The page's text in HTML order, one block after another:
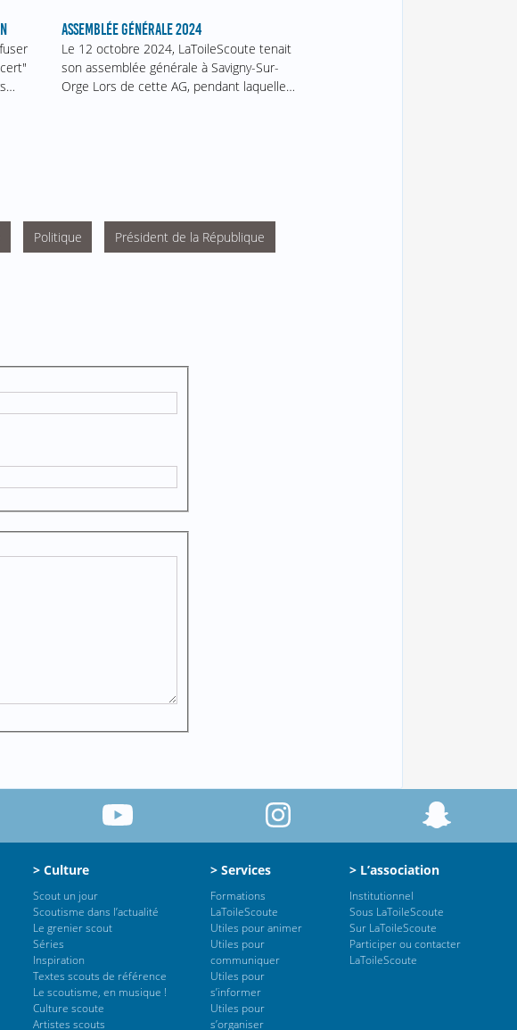
ASSEMBLÉE GÉNÉRALE 2024
Le 12 octobre 2024, LaToileScoute tenait
son assemblée générale à Savigny-Sur-
Orge Lors de cette AG, pendant laquelle…
Politique Président de la République
> Culture
Scout un jour
Scoutisme dans l’actualité
Le grenier scout
Séries
Inspiration
Textes scouts de référence
Le scoutisme, en musique !
Culture scoute
Artistes scouts
> Services
Formations
LaToileScoute
Utiles pour animer
Utiles pour
communiquer
Utiles pour
s’informer
Utiles pour
s’organiser
> L’association
Institutionnel
Sous LaToileScoute
Sur LaToileScoute
Participer ou contacter
LaToileScoute